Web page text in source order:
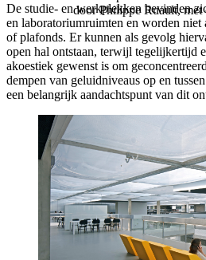
door Philippe Ruault,
De studie- en werkplekken bevinden
en laboratoriumruimten en worden niet
of plafonds. Er kunnen als gevolg
open hal ontstaan, terwijl tegelijkertijd
akoestiek gewenst is om
dempen van geluidniveaus op en
een belangrijk aandachtspunt van dit